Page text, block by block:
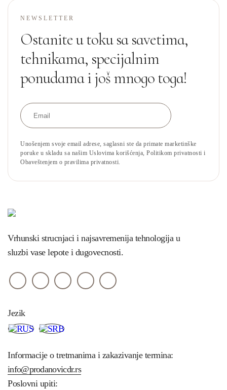
NEWSLETTER
Ostanite u toku sa savetima,
tehnikama, specijalnim
ponudama i još mnogo toga!
Unošenjem svoje email adrese, saglasni ste da primate marketinške
poruke u skladu sa našim Uslovima korišćenja, Politikom privatnosti i
Obaveštenjem o pravilima privatnosti.
Vrhunski strucnjaci i najsavremenija tehnologija u
sluzbi vase lepote i dugovecnosti.
Jezik
Informacije o tretmanima i zakazivanje termina:
info@prodanovicdr.rs
Poslovni upiti: